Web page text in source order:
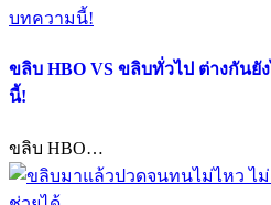
ขลิบ HBO VS ขลิบทั่วไป ต่างกันยั
นี้!
ขลิบ HBO…